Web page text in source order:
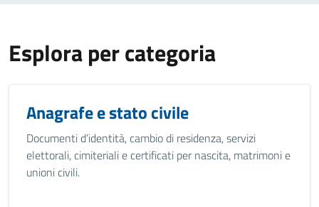
Esplora per categoria
Anagrafe e stato civile
Documenti d’identità, cambio di residenza, servizi
elettorali, cimiteriali e certificati per nascita, matrimoni e
unioni civili.